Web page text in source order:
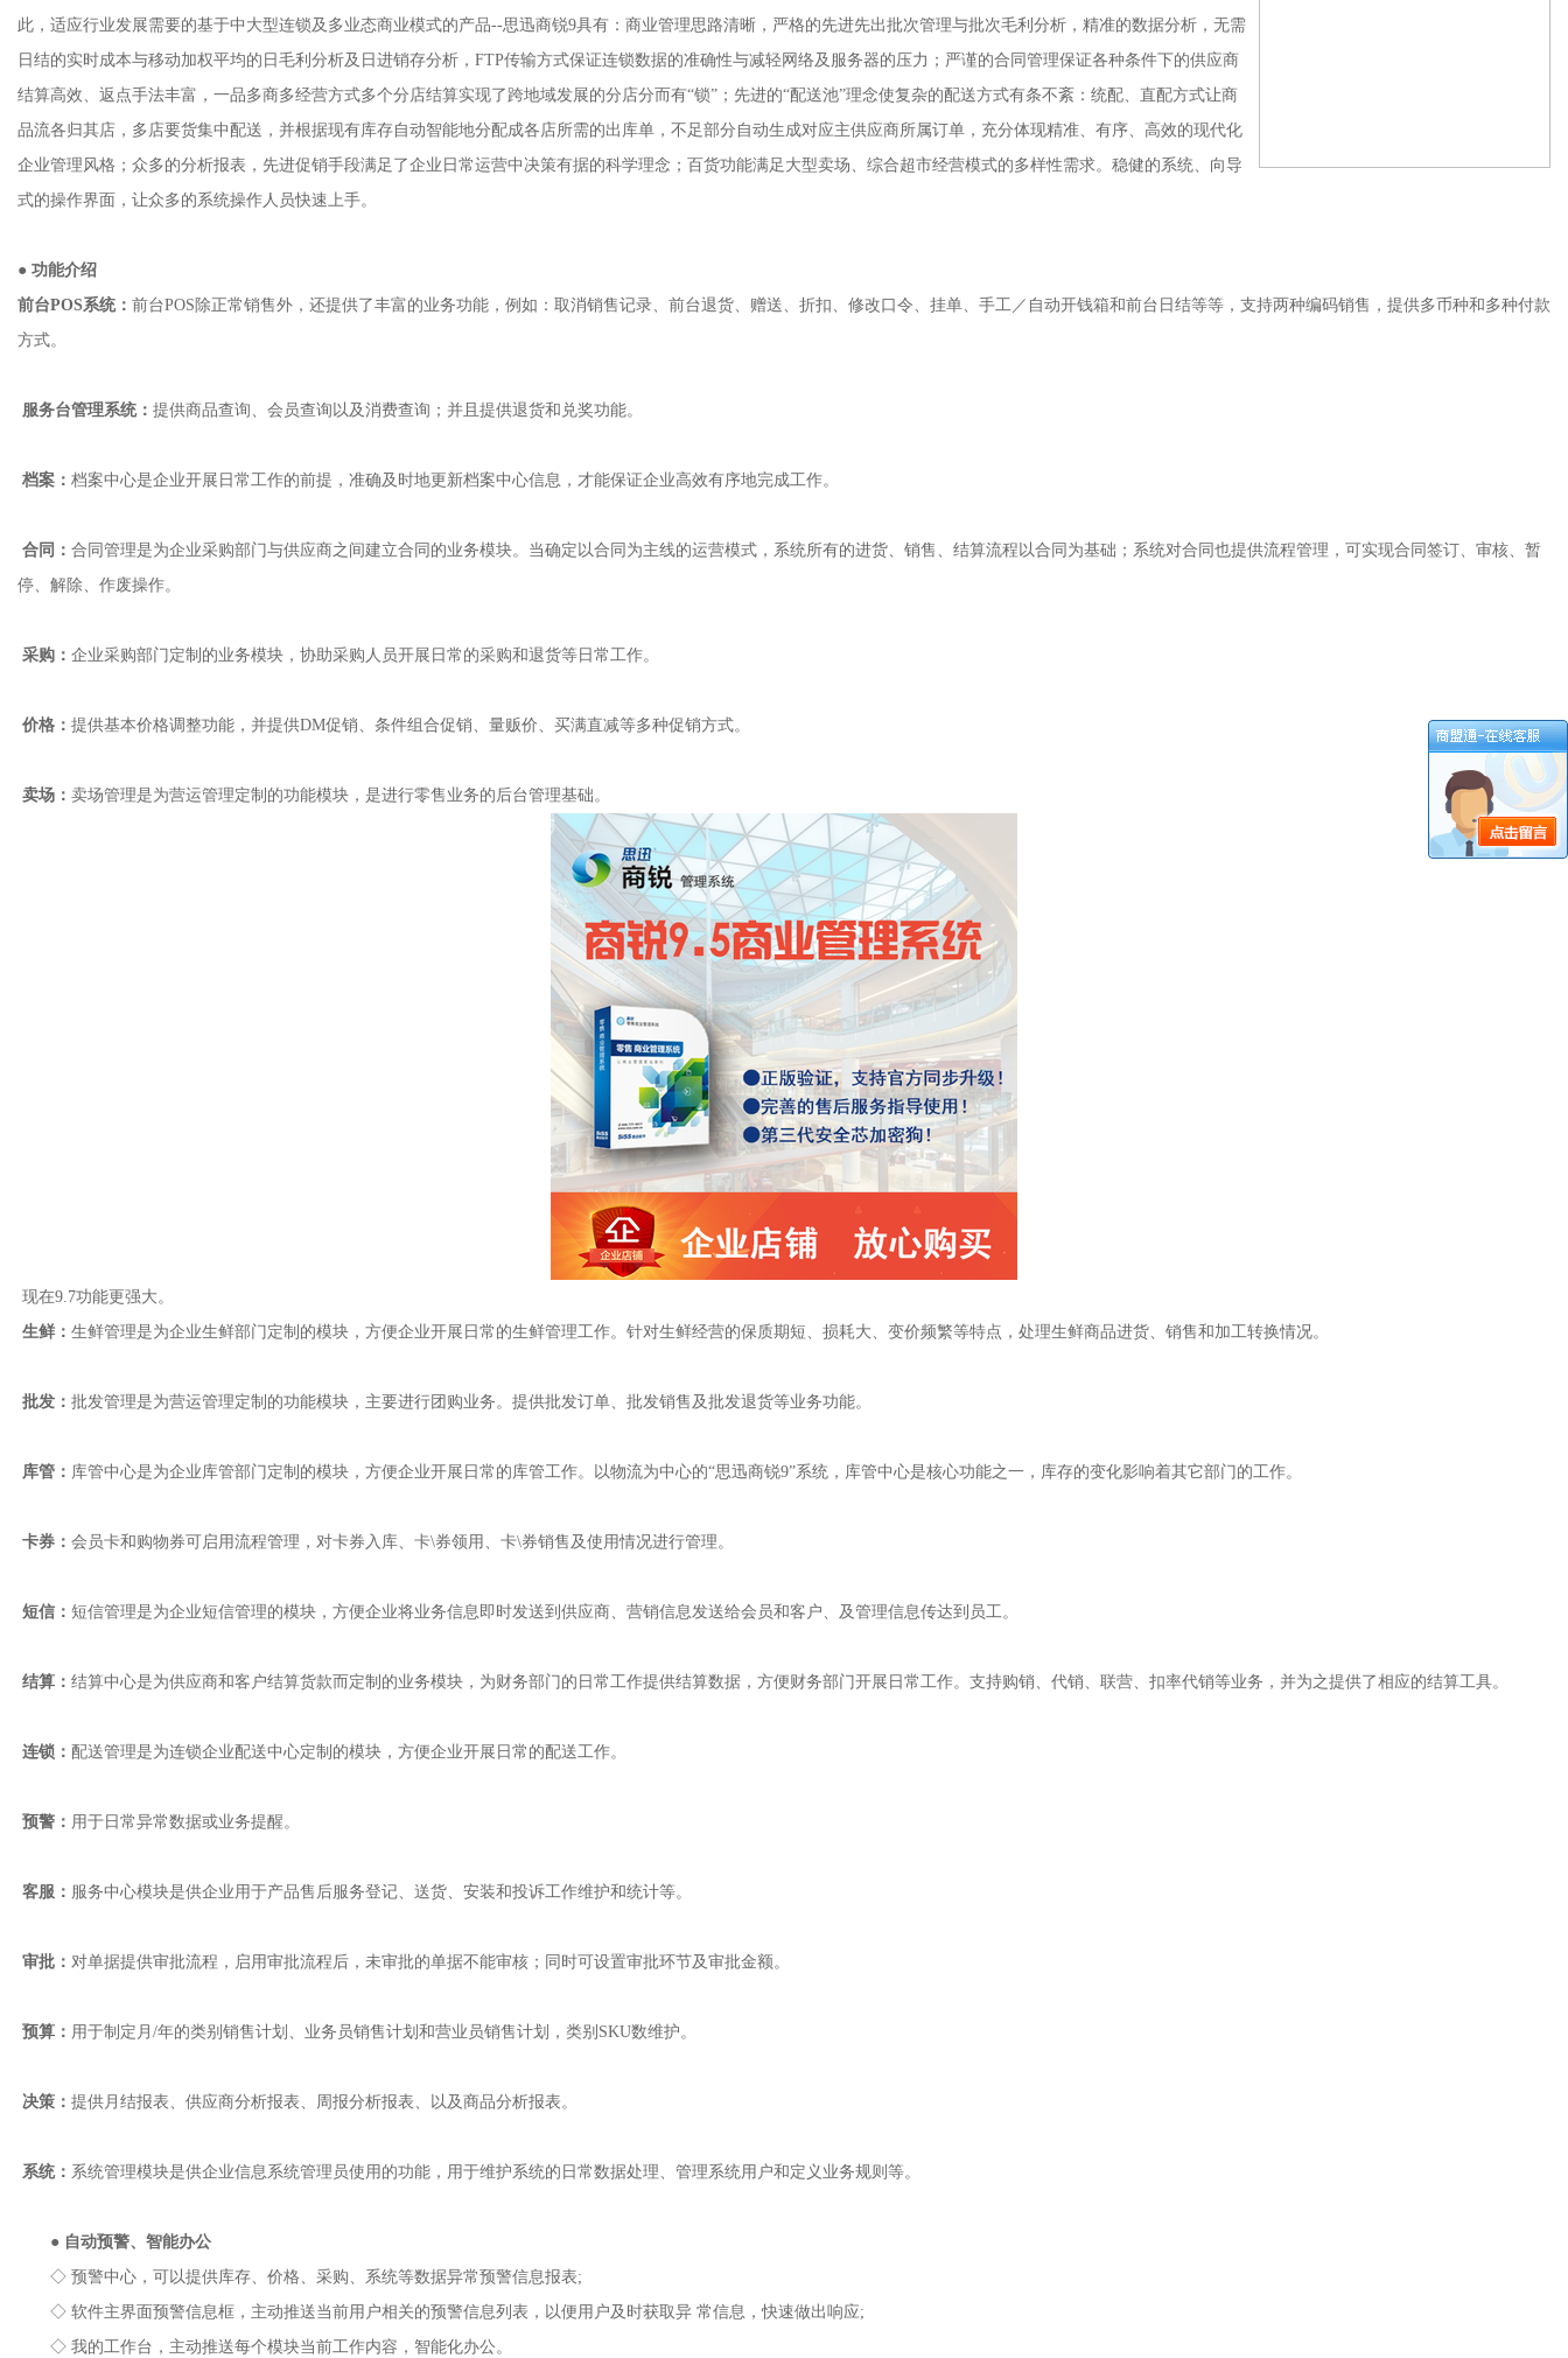
此，适应行业发展需要的基于中大型连锁及多业态商业模式的产品--思迅商锐9具有：商业管理思路清晰，严格的先进先出批次管理与批次毛利分析，精准的数据分析，无需
日结的实时成本与移动加权平均的日毛利分析及日进销存分析，FTP传输方式保证连锁数据的准确性与减轻网络及服务器的压力；严谨的合同管理保证各种条件下的供应商
结算高效、返点手法丰富，一品多商多经营方式多个分店结算实现了跨地域发展的分店分而有“锁”；先进的“配送池”理念使复杂的配送方式有条不紊：统配、直配方式让商
品流各归其店，多店要货集中配送，并根据现有库存自动智能地分配成各店所需的出库单，不足部分自动生成对应主供应商所属订单，充分体现精准、有序、高效的现代化
企业管理风格；众多的分析报表，先进促销手段满足了企业日常运营中决策有据的科学理念；百货功能满足大型卖场、综合超市经营模式的多样性需求。稳健的系统、向导
式的操作界面，让众多的系统操作人员快速上手。
● 功能介绍
前台POS系统： 前台POS除正常销售外，还提供了丰富的业务功能，例如：取消销售记录、前台退货、赠送、折扣、修改口令、挂单、手工／自动开钱箱和前台日结等等，支持两种编码销售，提供多币种和多种付款
方式。
服务台管理系统： 提供商品查询、会员查询以及消费查询；并且提供退货和兑奖功能。
档案： 档案中心是企业开展日常工作的前提，准确及时地更新档案中心信息，才能保证企业高效有序地完成工作。
合同： 合同管理是为企业采购部门与供应商之间建立合同的业务模块。当确定以合同为主线的运营模式，系统所有的进货、销售、结算流程以合同为基础；系统对合同也提供流程管理，可实现合同签订、审核、暂
停、解除、作废操作。
采购： 企业采购部门定制的业务模块，协助采购人员开展日常的采购和退货等日常工作。
价格： 提供基本价格调整功能，并提供DM促销、条件组合促销、量贩价、买满直减等多种促销方式。
卖场： 卖场管理是为营运管理定制的功能模块，是进行零售业务的后台管理基础。
现在9.7功能更强大。
生鲜： 生鲜管理是为企业生鲜部门定制的模块，方便企业开展日常的生鲜管理工作。针对生鲜经营的保质期短、损耗大、变价频繁等特点，处理生鲜商品进货、销售和加工转换情况。
批发： 批发管理是为营运管理定制的功能模块，主要进行团购业务。提供批发订单、批发销售及批发退货等业务功能。
库管： 库管中心是为企业库管部门定制的模块，方便企业开展日常的库管工作。以物流为中心的“思迅商锐9”系统，库管中心是核心功能之一，库存的变化影响着其它部门的工作。
卡券： 会员卡和购物券可启用流程管理，对卡券入库、卡\券领用、卡\券销售及使用情况进行管理。
短信： 短信管理是为企业短信管理的模块，方便企业将业务信息即时发送到供应商、营销信息发送给会员和客户、及管理信息传达到员工。
结算： 结算中心是为供应商和客户结算货款而定制的业务模块，为财务部门的日常工作提供结算数据，方便财务部门开展日常工作。支持购销、代销、联营、扣率代销等业务，并为之提供了相应的结算工具。
连锁： 配送管理是为连锁企业配送中心定制的模块，方便企业开展日常的配送工作。
预警： 用于日常异常数据或业务提醒。
客服： 服务中心模块是供企业用于产品售后服务登记、送货、安装和投诉工作维护和统计等。
审批： 对单据提供审批流程，启用审批流程后，未审批的单据不能审核；同时可设置审批环节及审批金额。
预算： 用于制定月/年的类别销售计划、业务员销售计划和营业员销售计划，类别SKU数维护。
决策： 提供月结报表、供应商分析报表、周报分析报表、以及商品分析报表。
系统： 系统管理模块是供企业信息系统管理员使用的功能，用于维护系统的日常数据处理、管理系统用户和定义业务规则等。
● 自动预警、智能办公
◇ 预警中心，可以提供库存、价格、采购、系统等数据异常预警信息报表;
◇ 软件主界面预警信息框，主动推送当前用户相关的预警信息列表，以便用户及时获取异 常信息，快速做出响应;
◇ 我的工作台，主动推送每个模块当前工作内容，智能化办公。